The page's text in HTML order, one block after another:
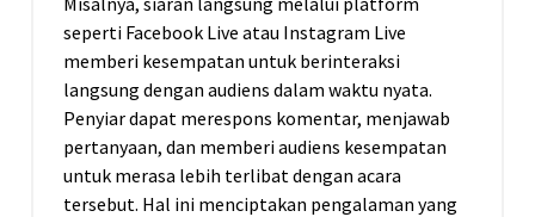
seperti Facebook Live atau Instagram Live
memberi kesempatan untuk berinteraksi
langsung dengan audiens dalam waktu nyata.
Penyiar dapat merespons komentar, menjawab
pertanyaan, dan memberi audiens kesempatan
untuk merasa lebih terlibat dengan acara
tersebut. Hal ini menciptakan pengalaman yang